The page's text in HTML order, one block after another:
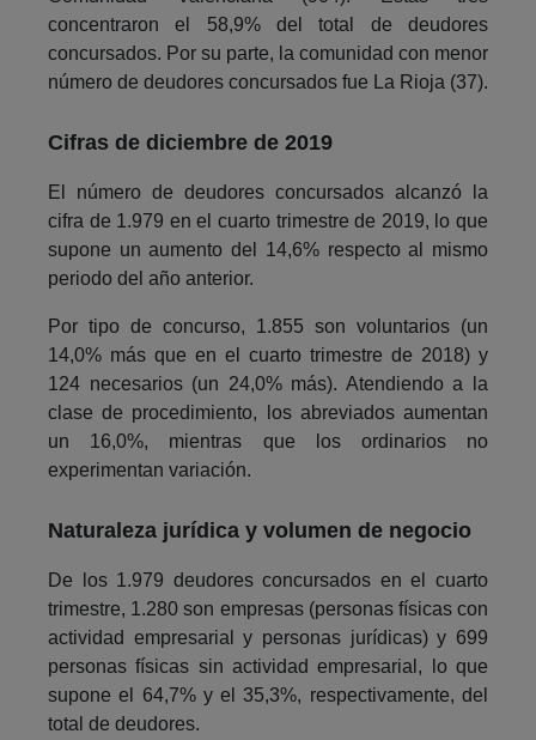
concentraron el 58,9% del total de deudores
concursados. Por su parte, la comunidad con menor
número de deudores concursados fue La Rioja (37).
Cifras de diciembre de 2019
El número de deudores concursados alcanzó la
cifra de 1.979 en el cuarto trimestre de 2019, lo que
supone un aumento del 14,6% respecto al mismo
periodo del año anterior.
Por tipo de concurso, 1.855 son voluntarios (un
14,0% más que en el cuarto trimestre de 2018) y
124 necesarios (un 24,0% más). Atendiendo a la
clase de procedimiento, los abreviados aumentan
un 16,0%, mientras que los ordinarios no
experimentan variación.
Naturaleza jurídica y volumen de negocio
De los 1.979 deudores concursados en el cuarto
trimestre, 1.280 son empresas (personas físicas con
actividad empresarial y personas jurídicas) y 699
personas físicas sin actividad empresarial, lo que
supone el 64,7% y el 35,3%, respectivamente, del
total de deudores.